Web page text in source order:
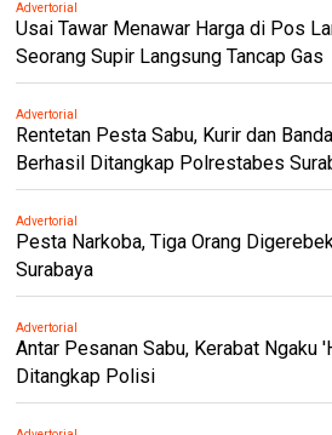
Advertorial
Usai Tawar Menawar Harga di Pos
Seorang Supir Langsung Tancap Gas
Advertorial
Rentetan Pesta Sabu, Kurir dan
Berhasil Ditangkap Polrestabes
Advertorial
Pesta Narkoba, Tiga Orang
Surabaya
Advertorial
Antar Pesanan Sabu, Kerabat Ngaku
Ditangkap Polisi